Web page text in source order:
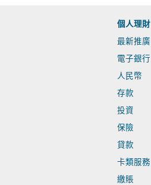
個人理財
最新推廣
電子銀行
人民幣
存款
投資
保險
貸款
卡類服務
繳賬